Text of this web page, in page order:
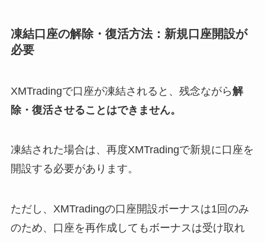
凍結口座の解除・復活方法：新規口座開設が
必要
XMTradingで口座が凍結されると、残念ながら解
除・復活させることはできません。
凍結された場合は、再度XMTradingで新規に口座を
開設する必要があります。
ただし、XMTradingの口座開設ボーナスは1回のみ
のため、口座を再作成してもボーナスは受け取れ